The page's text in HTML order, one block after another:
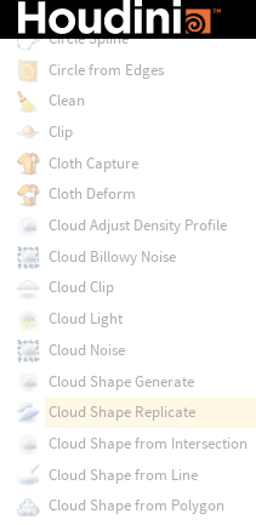
Circle
Circle Spline
Circle from Edges
Clean
Clip
Cloth Capture
Cloth Deform
Cloud Adjust Density Profile
Cloud Billowy Noise
Cloud Clip
Cloud Light
Cloud Noise
Cloud Shape Generate
Cloud Shape Replicate
Cloud Shape from Intersection
Cloud Shape from Line
Cloud Shape from Polygon